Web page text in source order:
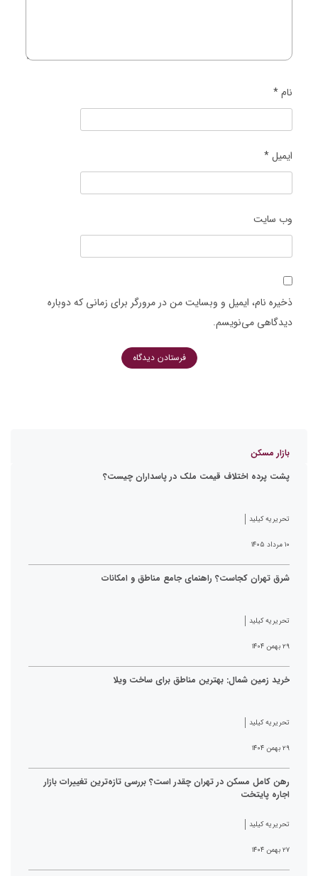
نام*
ایمیل*
وب‌ سایت
ذخیره نام، ایمیل و وبسایت من در مرورگر برای زمانی که دوباره
دیدگاهی می‌نویسم.
بازار مسکن
پشت پرده اختلاف قیمت ملک در پاسداران چیست؟
تحریریه کیلید
۱۰ مرداد ۱۴۰۵
شرق تهران کجاست؟ راهنمای جامع مناطق و امکانات
تحریریه کیلید
۲۹ بهمن ۱۴۰۴
خرید زمین شمال: بهترین مناطق برای ساخت ویلا
تحریریه کیلید
۲۹ بهمن ۱۴۰۴
رهن کامل مسکن در تهران چقدر است؟ بررسی تازه‌ترین تغییرات بازار
اجاره پایتخت
تحریریه کیلید
۲۷ بهمن ۱۴۰۴